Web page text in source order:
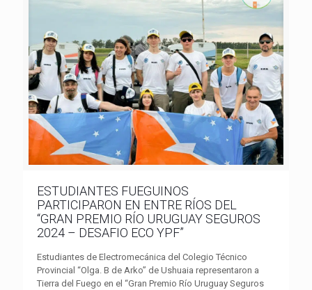
ESTUDIANTES FUEGUINOS
PARTICIPARON EN ENTRE RÍOS DEL
“GRAN PREMIO RÍO URUGUAY SEGUROS
2024 – DESAFIO ECO YPF”
Estudiantes de Electromecánica del Colegio Técnico
Provincial “Olga. B de Arko” de Ushuaia representaron a
Tierra del Fuego en el “Gran Premio Río Uruguay Seguros